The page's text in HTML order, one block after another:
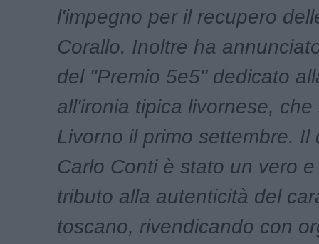
l'impegno per il recupero
Corallo. Inoltre ha
del "Premio 5e5" dedicato
all'ironia tipica livornese, che
Livorno il primo settembre. Il
Carlo Conti è stato un vero
tributo alla autenticità del
toscano, rivendicando con